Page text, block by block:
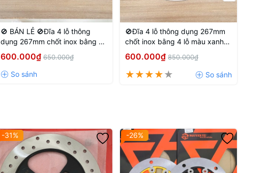
🚫 BÁN LẺ 🚫Đĩa 4 lỗ thông
dụng 267mm chốt inox bằng 4
lỗ màu Vàng đồng
600.000₫ 650.000₫
🚫Đĩa 4 lỗ thông dụng 267mm
chốt inox bằng 4 lỗ màu xanh
dương
600.000₫ 850.000₫
-31% -26%